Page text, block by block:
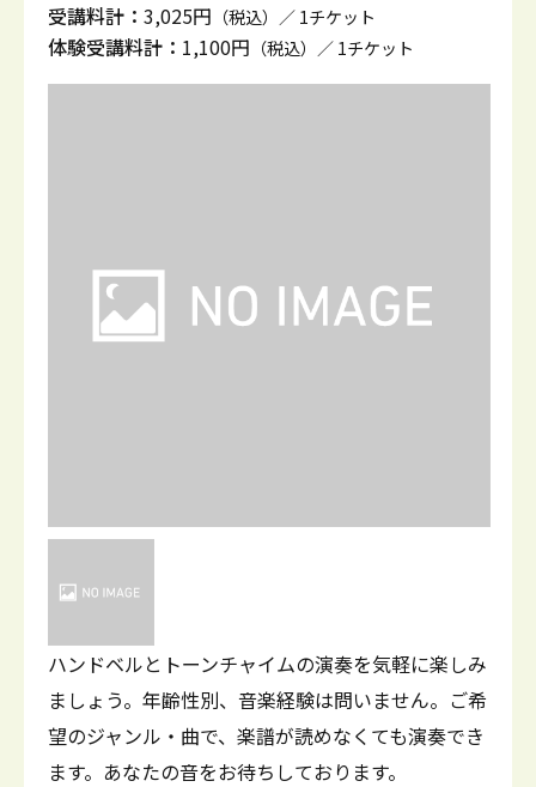
受講料計： 3,025円 （税込）／ 1チケット
体験受講料計： 1,100円 （税込）／ 1チケット
ハンドベルとトーンチャイムの演奏を気軽に楽しみ
ましょう。年齢性別、音楽経験は問いません。ご希
望のジャンル・曲で、楽譜が読めなくても演奏でき
ます。あなたの音をお待ちしております。